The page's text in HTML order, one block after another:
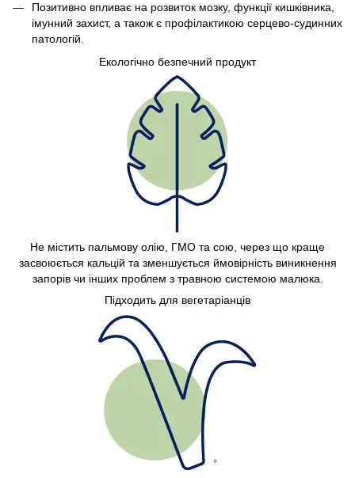
Позитивно впливає на розвиток мозку, функції кишківника,
імунний захист, а також є профілактикою серцево-судинних
патологій.
Екологічно безпечний продукт
Не містить пальмову олію, ГМО та сою, через що краще
засвоюється кальцій та зменшується ймовірність виникнення
запорів чи інших проблем з травною системою малюка.
Підходить для вегетаріанців